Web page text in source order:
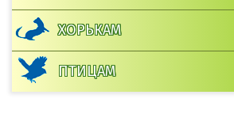
ХОРЬКАМ
ПТИЦАМ